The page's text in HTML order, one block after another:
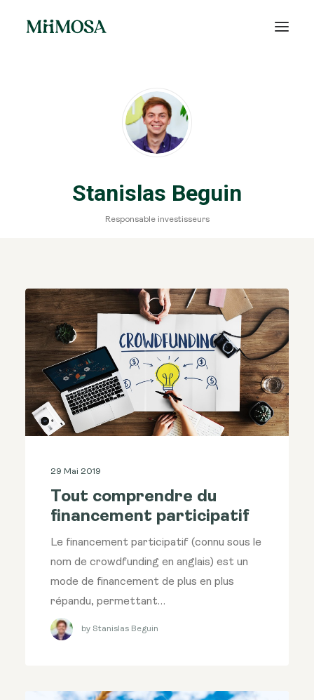
Découvrir MiiMOSA
Stanislas Beguin
Responsable investisseurs
29 Mai 2019
Tout comprendre du
financement participatif
Le financement participatif (connu sous le
nom de crowdfunding en anglais) est un
mode de financement de plus en plus
répandu, permettant…
by Stanislas Beguin